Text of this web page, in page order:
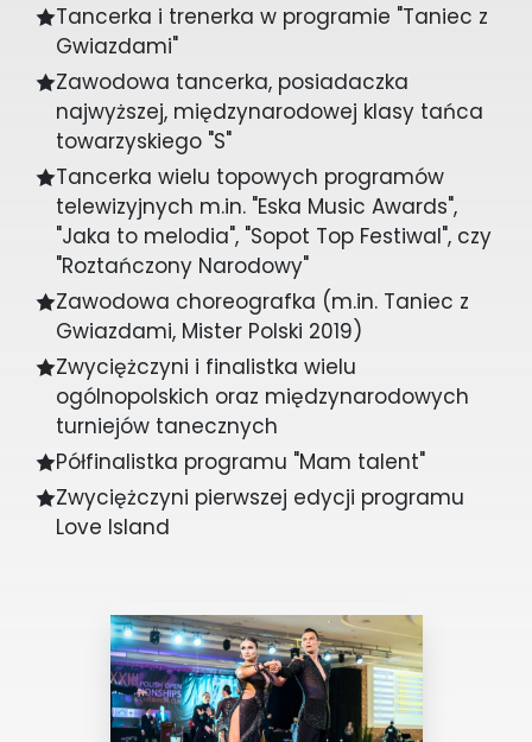
Tancerka i trenerka w programie "Taniec z
Gwiazdami"
Zawodowa tancerka, posiadaczka
najwyższej, międzynarodowej klasy tańca
towarzyskiego "S"
Tancerka wielu topowych programów
telewizyjnych m.in. "Eska Music Awards",
"Jaka to melodia", "Sopot Top Festiwal", czy
"Roztańczony Narodowy"
Zawodowa choreografka (m.in. Taniec z
Gwiazdami, Mister Polski 2019)
Zwyciężczyni i finalistka wielu
ogólnopolskich oraz międzynarodowych
turniejów tanecznych
Półfinalistka programu "Mam talent"
Zwyciężczyni pierwszej edycji programu
Love Island